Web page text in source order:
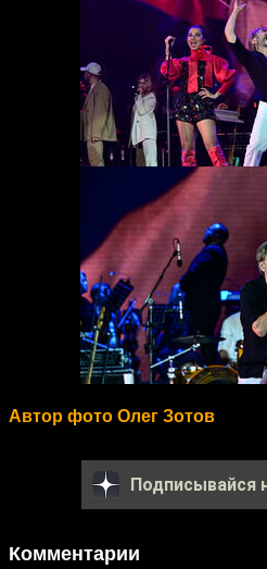
Автор фото Олег Зотов
Подписывайся
Комментарии